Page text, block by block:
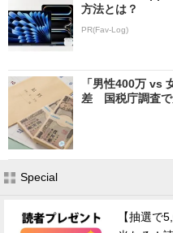
方法とは？
PR(Fav-Log)
「男性400万 vs
差 国税庁調査で
Special
【抽選で